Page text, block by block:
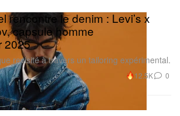
rencontre le denim : Levi’s x
capsule homme
2025
revisité à travers un tailoring expérimental.
12.5K 0